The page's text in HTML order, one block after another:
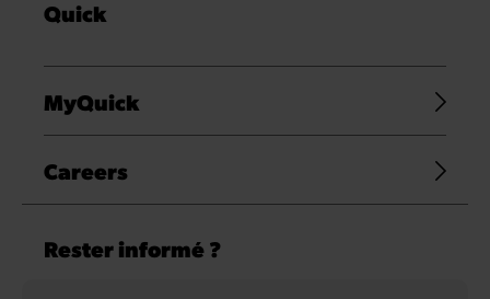
Quick
MyQuick
Careers
Rester informé ?